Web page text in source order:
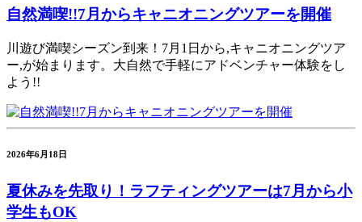
自然満喫!!7月からキャニオニングツアーを開催
川遊び満喫シーズン到来！7月1日から,キャニオニングツア
ー,が始まります。大自然で手軽にアドベンチャー体験をし
よう!!
2026年6月18日
夏休みを先取り！ラフティングツアーは7月から小
学生もOK